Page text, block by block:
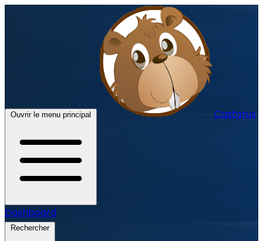
Ouvrir le menu principal Castorus
Dashboard
Rechercher